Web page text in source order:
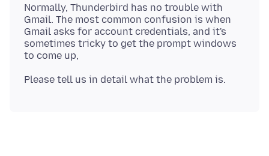
Normally, Thunderbird has no trouble with
Gmail. The most common confusion is when
Gmail asks for account credentials, and it's
sometimes tricky to get the prompt windows